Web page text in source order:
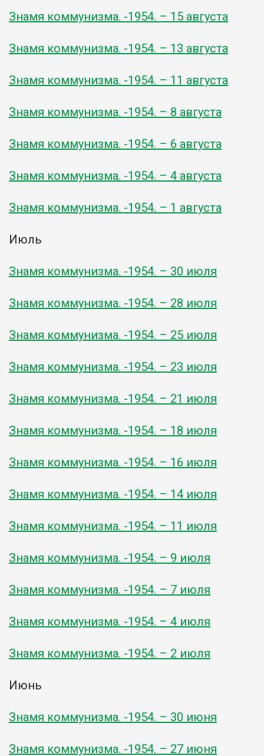
Знамя коммунизма. -1954. – 15 августа
Знамя коммунизма. -1954. – 13 августа
Знамя коммунизма. -1954. – 11 августа
Знамя коммунизма. -1954. – 8 августа
Знамя коммунизма. -1954. – 6 августа
Знамя коммунизма. -1954. – 4 августа
Знамя коммунизма. -1954. – 1 августа
Июль
Знамя коммунизма. -1954. – 30 июля
Знамя коммунизма. -1954. – 28 июля
Знамя коммунизма. -1954. – 25 июля
Знамя коммунизма. -1954. – 23 июля
Знамя коммунизма. -1954. – 21 июля
Знамя коммунизма. -1954. – 18 июля
Знамя коммунизма. -1954. – 16 июля
Знамя коммунизма. -1954. – 14 июля
Знамя коммунизма. -1954. – 11 июля
Знамя коммунизма. -1954. – 9 июля
Знамя коммунизма. -1954. – 7 июля
Знамя коммунизма. -1954. – 4 июля
Знамя коммунизма. -1954. – 2 июля
Июнь
Знамя коммунизма. -1954. – 30 июня
Знамя коммунизма. -1954. – 27 июня